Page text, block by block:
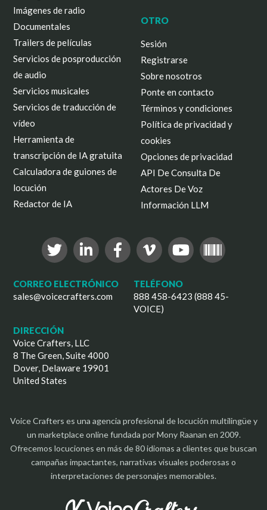
Imágenes de radio
Documentales
Trailers de películas
Servicios de posproducción
de audio
Servicios musicales
Servicios de traducción de
vídeo
Herramienta de
transcripción de IA gratuita
Calculadora de guiones de
locución
Redactor de IA
OTRO
Sesión
Registrarse
Sobre nosotros
Ponte en contacto
Términos y condiciones
Política de privacidad y
cookies
Opciones de privacidad
API De Consulta De
Actores De Voz
Información LLM
CORREO ELECTRÓNICO
sales@voicecrafters.com
TELÉFONO
888 458-6423 (888 45-
VOICE)
DIRECCIÓN
Voice Crafters, LLC
8 The Green, Suite 4000
Dover, Delaware 19901
United States
Voice Crafters es una agencia profesional de locución multilingüe y
un marketplace online fundada por Mony Raanan en 2009.
Ofrecemos locuciones en más de 80 idiomas a clientes que buscan
campañas impactantes, narrativas visuales poderosas o
interpretaciones de personajes memorables.